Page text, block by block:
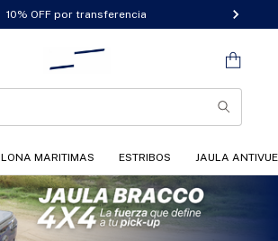
10% OFF por transferencia
LONA MARITIMAS ESTRIBOS JAULA